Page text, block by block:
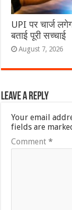
UPI पर चार्ज
बताई पूरी सच्चाई
August 7, 2026
Leave a Reply
Your email
fields are
Comment*